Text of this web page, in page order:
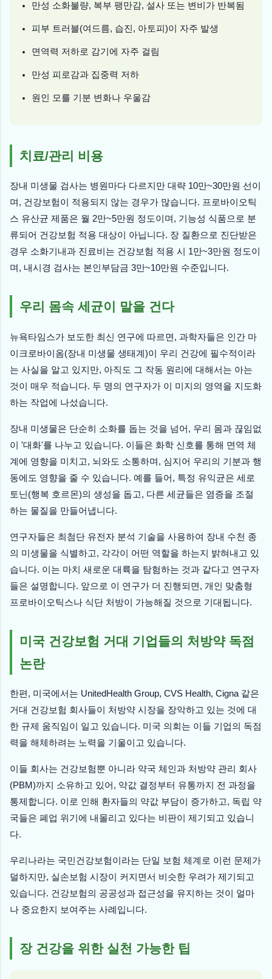
만성 소화불량, 복부 팽만감, 설사 또는 변비가 반복됨
피부 트러블(여드름, 습진, 아토피)이 자주 발생
면역력 저하로 감기에 자주 걸림
만성 피로감과 집중력 저하
원인 모를 기분 변화나 우울감
치료/관리 비용
장내 미생물 검사는 병원마다 다르지만 대략 10만~30만원 선이
며, 건강보험이 적용되지 않는 경우가 많습니다. 프로바이오틱
스 유산균 제품은 월 2만~5만원 정도이며, 기능성 식품으로 분
류되어 건강보험 적용 대상이 아닙니다. 장 질환으로 진단받은
경우 소화기내과 진료비는 건강보험 적용 시 1만~3만원 정도이
며, 내시경 검사는 본인부담금 3만~10만원 수준입니다.
우리 몸속 세균이 말을 건다
뉴욕타임스가 보도한 최신 연구에 따르면, 과학자들은 인간 마
이크로바이옴(장내 미생물 생태계)이 우리 건강에 필수적이라
는 사실을 알고 있지만, 아직도 그 작동 원리에 대해서는 아는
것이 매우 적습니다. 두 명의 연구자가 이 미지의 영역을 지도화
하는 작업에 나섰습니다.
장내 미생물은 단순히 소화를 돕는 것을 넘어, 우리 몸과 끊임없
이 '대화'를 나누고 있습니다. 이들은 화학 신호를 통해 면역 체
계에 영향을 미치고, 뇌와도 소통하며, 심지어 우리의 기분과 행
동에도 영향을 줄 수 있습니다. 예를 들어, 특정 유익균은 세로
토닌(행복 호르몬)의 생성을 돕고, 다른 세균들은 염증을 조절
하는 물질을 만들어냅니다.
연구자들은 최첨단 유전자 분석 기술을 사용하여 장내 수천 종
의 미생물을 식별하고, 각각이 어떤 역할을 하는지 밝혀내고 있
습니다. 이는 마치 새로운 대륙을 탐험하는 것과 같다고 연구자
들은 설명합니다. 앞으로 이 연구가 더 진행되면, 개인 맞춤형
프로바이오틱스나 식단 처방이 가능해질 것으로 기대됩니다.
미국 건강보험 거대 기업들의 처방약 독점
논란
한편, 미국에서는 UnitedHealth Group, CVS Health, Cigna 같은
거대 건강보험 회사들이 처방약 시장을 장악하고 있는 것에 대
한 규제 움직임이 일고 있습니다. 미국 의회는 이들 기업의 독점
력을 해체하려는 노력을 기울이고 있습니다.
이들 회사는 건강보험뿐 아니라 약국 체인과 처방약 관리 회사
(PBM)까지 소유하고 있어, 약값 결정부터 유통까지 전 과정을
통제합니다. 이로 인해 환자들의 약값 부담이 증가하고, 독립 약
국들은 폐업 위기에 내몰리고 있다는 비판이 제기되고 있습니
다.
우리나라는 국민건강보험이라는 단일 보험 체계로 이런 문제가
덜하지만, 실손보험 시장이 커지면서 비슷한 우려가 제기되고
있습니다. 건강보험의 공공성과 접근성을 유지하는 것이 얼마
나 중요한지 보여주는 사례입니다.
장 건강을 위한 실천 가능한 팁